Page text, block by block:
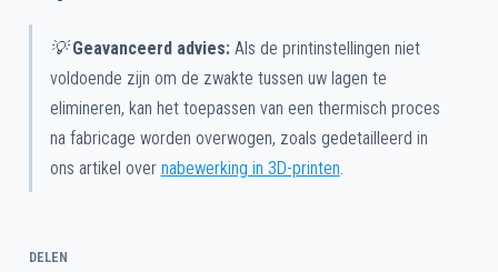
💡Geavanceerd advies:Als de printinstellingen niet
voldoende zijn om de zwakte tussen uw lagen te
elimineren, kan het toepassen van een thermisch proces
na fabricage worden overwogen, zoals gedetailleerd in
ons artikel over nabewerking in 3D-printen
DELEN